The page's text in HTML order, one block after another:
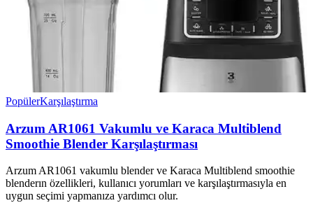
PopülerKarşılaştırma
Arzum AR1061 Vakumlu ve Karaca Multiblend
Smoothie Blender Karşılaştırması
Arzum AR1061 vakumlu blender ve Karaca Multiblend smoothie
blenderın özellikleri, kullanıcı yorumları ve karşılaştırmasıyla en
uygun seçimi yapmanıza yardımcı olur.